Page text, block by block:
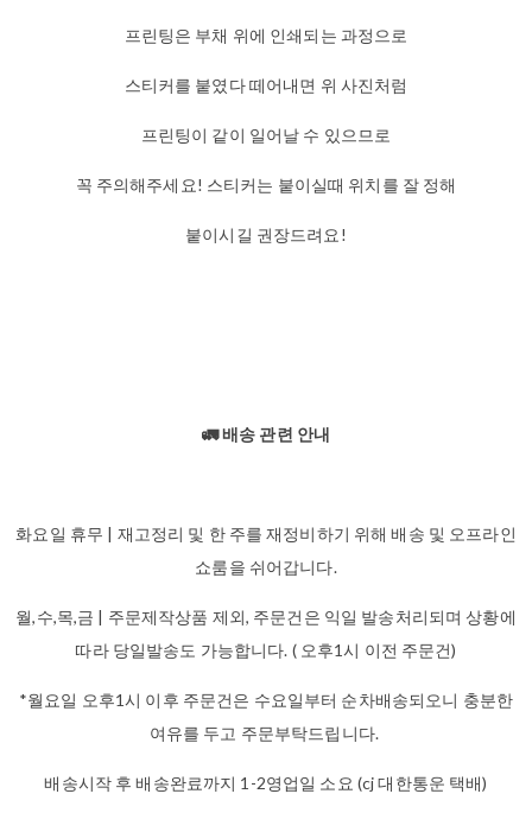
프린팅은 부채 위에 인쇄되는 과정으로
스티커를 붙였다 떼어내면 위 사진처럼
프린팅이 같이 일어날 수 있으므로
꼭 주의해주세요! 스티커는 붙이실때 위치를 잘 정해
붙이시길 권장드려요!
🚛 배송 관련 안내
화요일 휴무 | 재고정리 및 한 주를 재정비하기 위해 배송 및 오프라인
쇼룸을 쉬어갑니다.
월,수,목,금 | 주문제작상품 제외, 주문건은 익일 발송처리되며 상황에
따라 당일발송도 가능합니다. ( 오후1시 이전 주문건)
*월요일 오후1시 이후 주문건은 수요일부터 순차배송되오니 충분한
여유를 두고 주문부탁드립니다.
배송시작 후 배송완료까지 1-2영업일 소요 (cj 대한통운 택배)